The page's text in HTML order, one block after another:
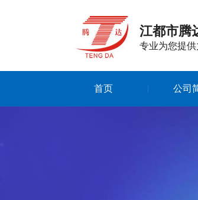
江都市腾
专业为您提
首页 公司